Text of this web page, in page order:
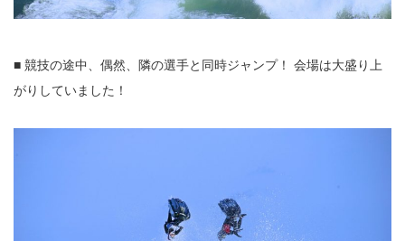
■ 競技の途中、偶然、隣の選手と同時ジャンプ！ 会場は大盛り上
がりしていました！